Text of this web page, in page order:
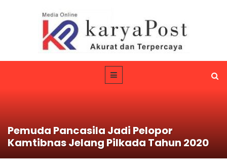
Pemuda Pancasila Jadi Pelopor
Kamtibnas Jelang Pilkada Tahun 2020